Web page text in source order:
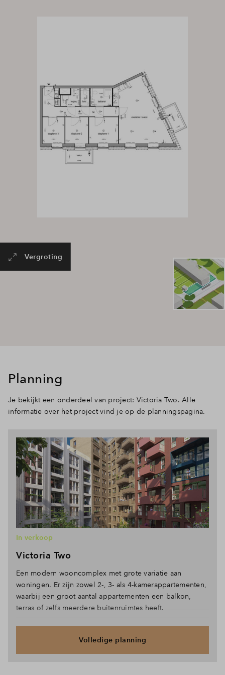
Vergroting
Planning
Je bekijkt een onderdeel van project: Victoria Two. Alle
informatie over het project vind je op de planningspagina.
Victoria Two
In verkoop
Een modern wooncomplex met grote variatie aan
woningen. Er zijn zowel 2-, 3- als 4-kamerappartementen,
waarbij een groot aantal appartementen een balkon,
terras of zelfs meerdere buitenruimtes heeft.
Volledige planning